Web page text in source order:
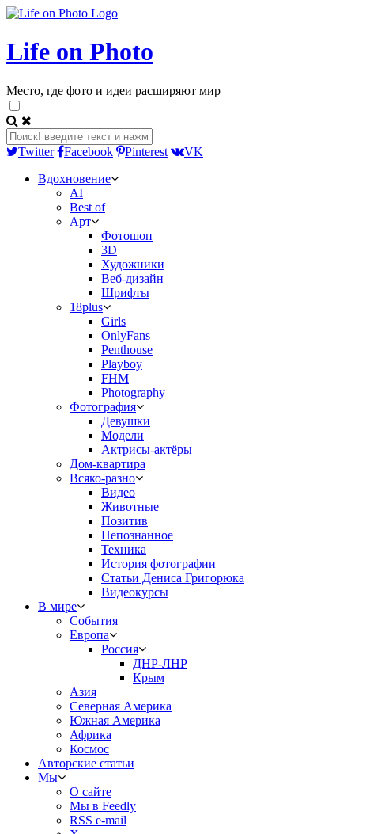
Life on Photo
Место, где фото и идеи расширяют мир
Twitter Facebook Pinterest
VK
Вдохновение
AI
Best of
Арт
Фотошоп
3D
Художники
Веб-дизайн
Шрифты
18plus
Girls
OnlyFans
Penthouse
Playboy
FHM
Photography
Фотография
Девушки
Модели
Актрисы-актёры
Дом-квартира
Всяко-разно
Видео
Животные
Позитив
Непознанное
Техника
История фотографии
Статьи Дениса Григорюка
Видеокурсы
В мире
События
Европа
Россия
ДНР-ЛНР
Крым
Азия
Северная Америка
Южная Америка
Африка
Космос
Авторские статьи
Мы
О сайте
Мы в Feedly
RSS e-mail